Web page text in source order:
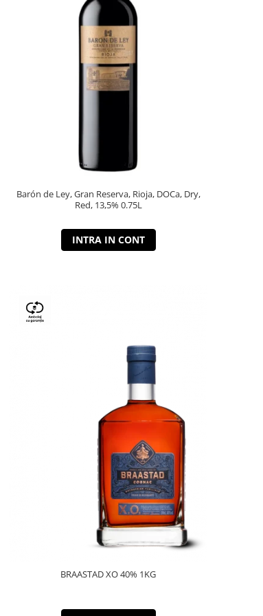
Barón de Ley, Gran Reserva, Rioja, DOCa, Dry,
Red, 13,5% 0.75L
INTRA IN CONT
BRAASTAD XO 40% 1KG